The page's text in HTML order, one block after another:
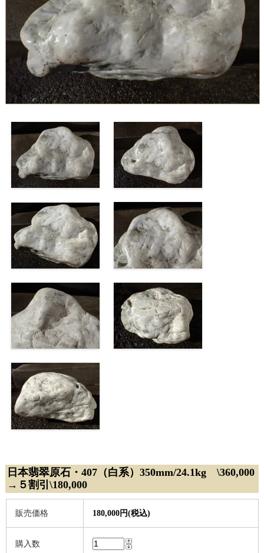
日本翡翠原石・407（白系）350mm/24.1kg \360,000
→５割引\180,000
販売価格 180,000円(税込)
購入数